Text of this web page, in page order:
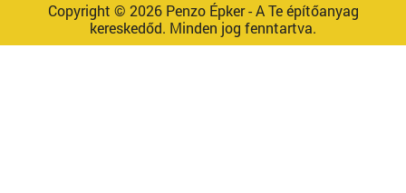
Copyright © 2026 Penzo Épker - A Te építőanyag
kereskedőd. Minden jog fenntartva.